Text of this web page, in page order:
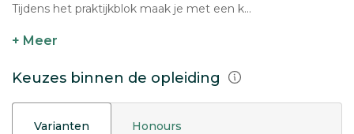
Tijdens het praktijkblok maak je met een k...
+ Meer
Keuzes binnen de opleiding
Varianten Honours